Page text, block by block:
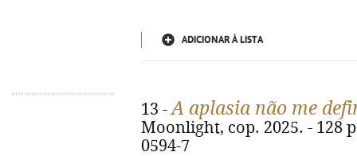
ADICIONAR À LISTA
13 -A aplasia não me
Moonlight, cop. 2025. - 128
0594-7